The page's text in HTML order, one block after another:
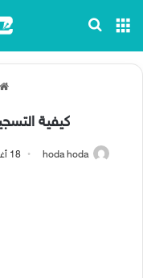
القائمة
كيفية
hoda hoda 18 أغسطس, 2022